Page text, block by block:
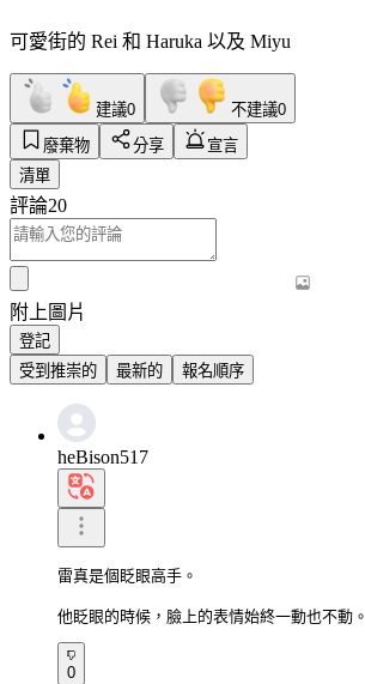
可愛街的 Rei 和 Haruka 以及 Miyu
建議0 不建議0
廢棄物
分享
宣言
清單
評論20
附上圖片
登記
受到推崇的
最新的 報名順序
heBison517
雷真是個眨眼高手。
他眨眼的時候，臉上的表情始終一動也不動。
0